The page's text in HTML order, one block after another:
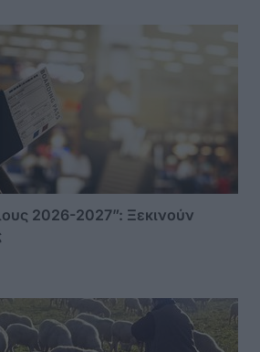
2026-2027”: Ξεκινούν